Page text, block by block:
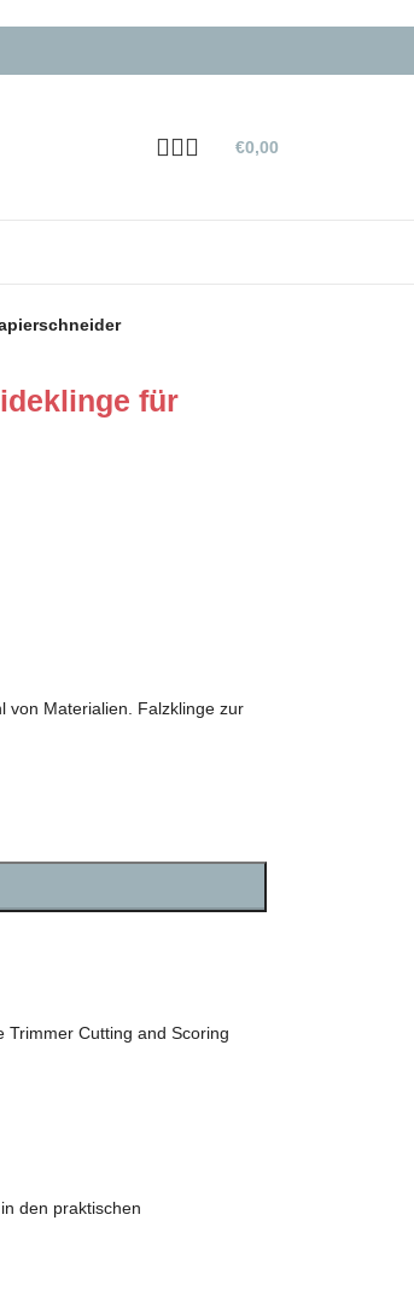
€0,00
für
von Materialien. Falzklinge zur
Trimmer Cutting and Scoring
den praktischen